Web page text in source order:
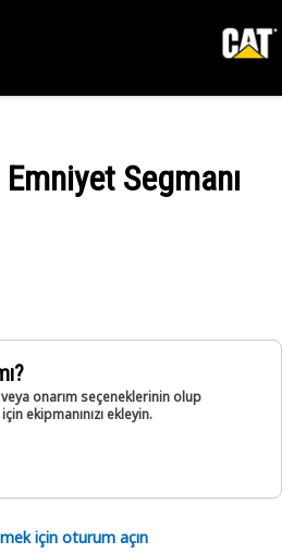
Segmanı
onarım seçeneklerinin olup
ekipmanınızı ekleyin.
için oturum açın